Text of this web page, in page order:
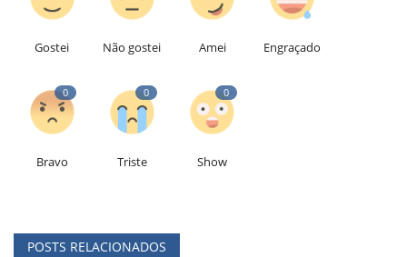
Gostei Não gostei Amei Engraçado
0
Bravo
0
Triste
0
Show
POSTS RELACIONADOS